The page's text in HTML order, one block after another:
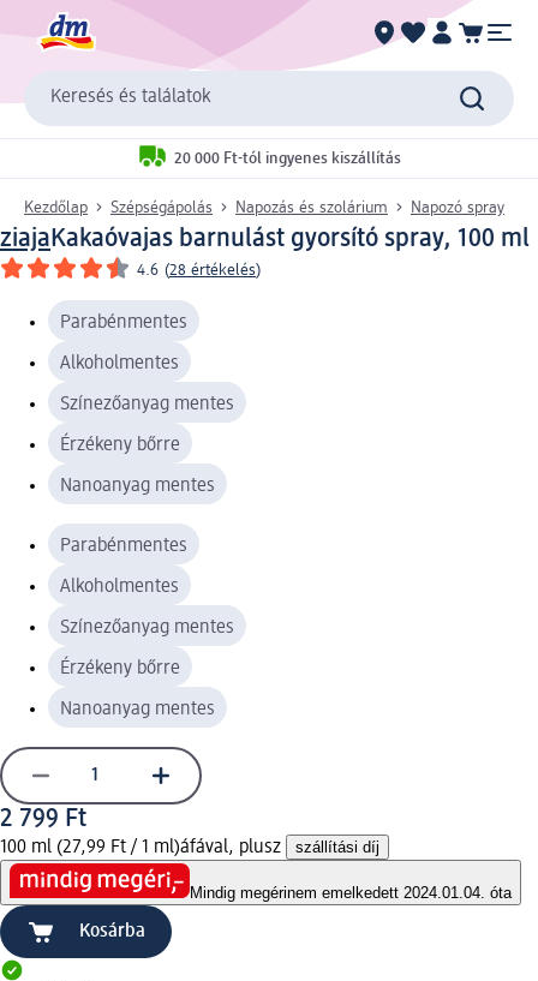
Keresés és találatok
20 000 Ft-tól ingyenes kiszállítás
Kezdőlap Szépségápolás Napozás és szolárium Napozó spray
ziaja Kakaóvajas barnulást gyorsító spray, 100 ml
4.6 (28 értékelés)
Parabénmentes
Alkoholmentes
Színezőanyag mentes
Érzékeny bőrre
Nanoanyag mentes
Parabénmentes
Alkoholmentes
Színezőanyag mentes
Érzékeny bőrre
Nanoanyag mentes
2 799 Ft
100 ml (27,99 Ft / 1 ml)áfával, plusz szállítási díj
Mindig megérinem emelkedett 2024.01.04. óta
Kosárba